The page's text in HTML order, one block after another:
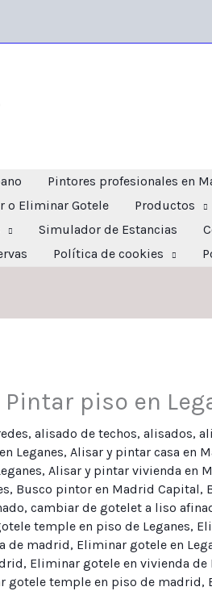
Pintores profesionales en
o Eliminar Gotele Productos
Simulador de Estancias
Política de cookies
piso en
, alisado de techos, alisados,
Leganes, Alisar y pintar casa en
, Alisar y pintar vivienda en
, Busco pintor en Madrid Capital,
, cambiar de gotelet a liso
temple en piso de Leganes,
de madrid, Eliminar gotele en
, Eliminar gotele en vivienda de
gotele temple en piso de madrid,